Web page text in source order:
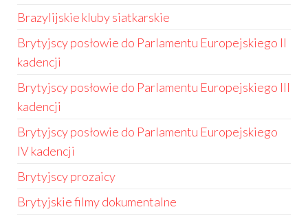
Brazylijskie kluby siatkarskie
Brytyjscy posłowie do Parlamentu Europejskiego II
kadencji
Brytyjscy posłowie do Parlamentu Europejskiego III
kadencji
Brytyjscy posłowie do Parlamentu Europejskiego
IV kadencji
Brytyjscy prozaicy
Brytyjskie filmy dokumentalne